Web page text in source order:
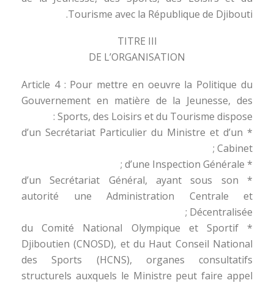
Tourisme avec la République de Djibouti.
TITRE III
DE L’ORGANISATION
Article 4 : Pour mettre en oeuvre la Politique du
Gouvernement en matière de la Jeunesse, des
Sports, des Loisirs et du Tourisme dispose :
* d’un Secrétariat Particulier du Ministre et d’un
Cabinet ;
* d’une Inspection Générale ;
* d’un Secrétariat Général, ayant sous son
autorité une Administration Centrale et
Décentralisée ;
* du Comité National Olympique et Sportif
Djiboutien (CNOSD), et du Haut Conseil National
des Sports (HCNS), organes consultatifs
structurels auxquels le Ministre peut faire appel